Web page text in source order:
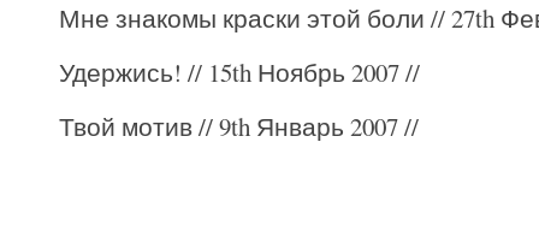
Мне знакомы краски этой боли // 27th
Удержись! // 15th Ноябрь 2007 //
Твой мотив// 9th Январь 2007 //